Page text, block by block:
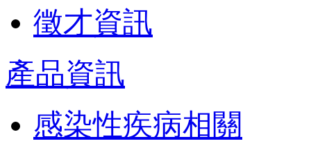
徵才資訊
產品資訊
感染性疾病相關